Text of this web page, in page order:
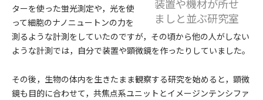
装置や機材が所せ
ましと並ぶ研究室
ターを使った蛍光測定や，光を使
って細胞のナノニュートンの力を
測るような計測をしていたのですが，その頃から他の人がしない
ような計測では，自分で装置や顕微鏡を作ったりしていました。
その後，生物の体内を生きたまま観察する研究を始めると，顕微
鏡も目的に合わせて，共焦点系ユニットとイメージンテンシファ